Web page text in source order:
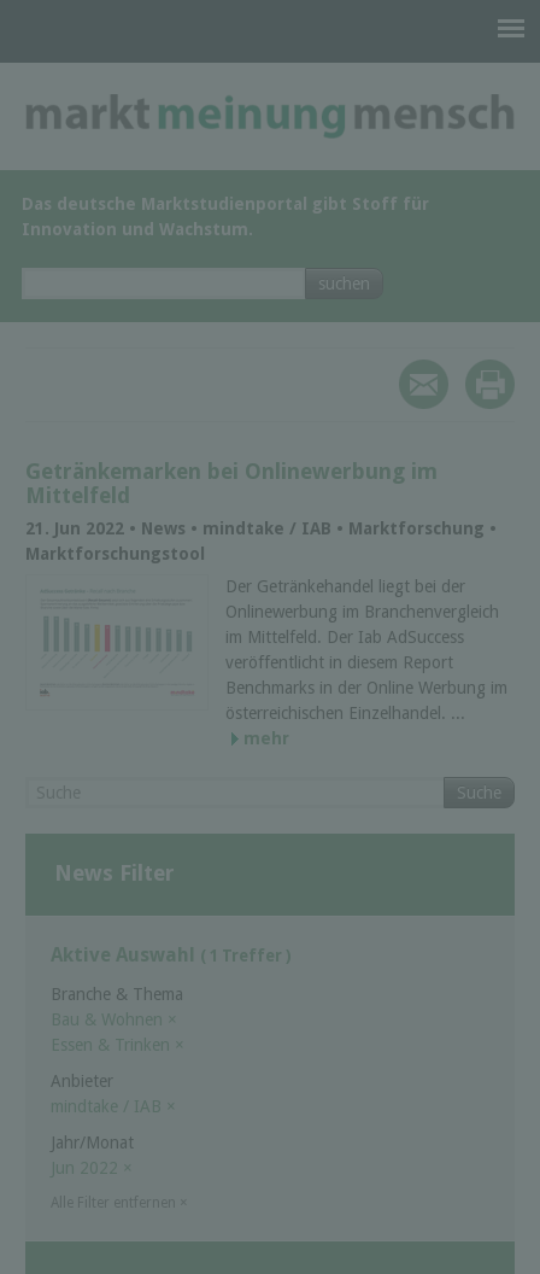
Das deutsche Marktstudienportal gibt Stoff für
Innovation und Wachstum.
Getränkemarken bei Onlinewerbung im
Mittelfeld
21. Jun 2022 • News • mindtake / IAB • Marktforschung •
Marktforschungstool
Der Getränkehandel liegt bei der
Onlinewerbung im Branchenvergleich
im Mittelfeld. Der Iab AdSuccess
veröffentlicht in diesem Report
Benchmarks in der Online Werbung im
österreichischen Einzelhandel. ...
mehr
Suche
News Filter
Aktive Auswahl ( 1 Treffer )
Branche & Thema
Bau & Wohnen ×
Essen & Trinken ×
Anbieter
mindtake / IAB ×
Jahr/Monat
Jun 2022 ×